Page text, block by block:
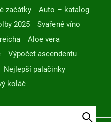
začátky
Auto – katalog
2025
Svařené víno
Aloe vera
Výpočet ascendentu
Nejlepší palačinky
koláč